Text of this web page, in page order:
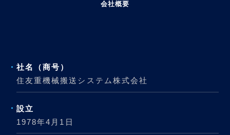
会社概要
社名（商号）
住友重機械搬送システム株式会社
設立
1978年4月1日